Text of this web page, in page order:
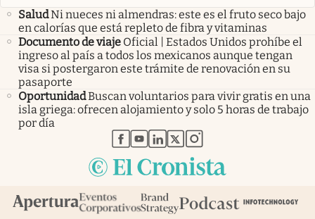
SaludNi nueces ni almendras: este es el fruto seco bajo
en calorías que está repleto de fibra y vitaminas
Documento de viaje Oficial | Estados Unidos prohíbe el
ingreso al país a todos los mexicanos aunque tengan
visa si postergaron este trámite de renovación en su
pasaporte
OportunidadBuscan voluntarios para vivir gratis en una
isla griega: ofrecen alojamiento y solo 5 horas de trabajo
por día
abre en nueva pestaña
abre en nueva pestaña
abre en nueva pestaña
abre en nueva pestaña
abre en nueva pestaña